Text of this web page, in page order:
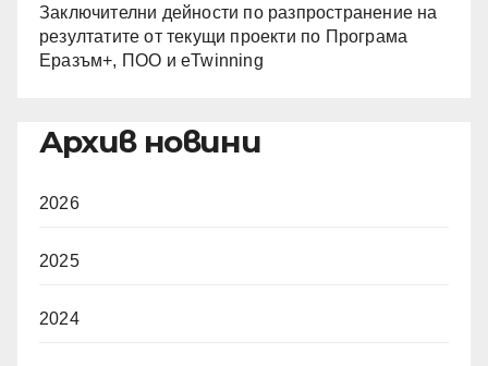
Заключителни дейности по разпространение на
резултатите от текущи проекти по Програма
Еразъм+, ПОО и eTwinning
Архив новини
2026
2025
2024